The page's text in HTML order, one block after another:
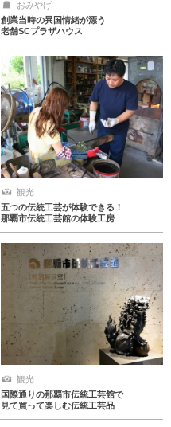
おみやげ
創業当時の異国情緒が漂う
老舗SCプラザハウス
観光
五つの伝統工芸が体験できる！
那覇市伝統工芸館の体験工房
観光
国際通りの那覇市伝統工芸館で
見て買って楽しむ伝統工芸品